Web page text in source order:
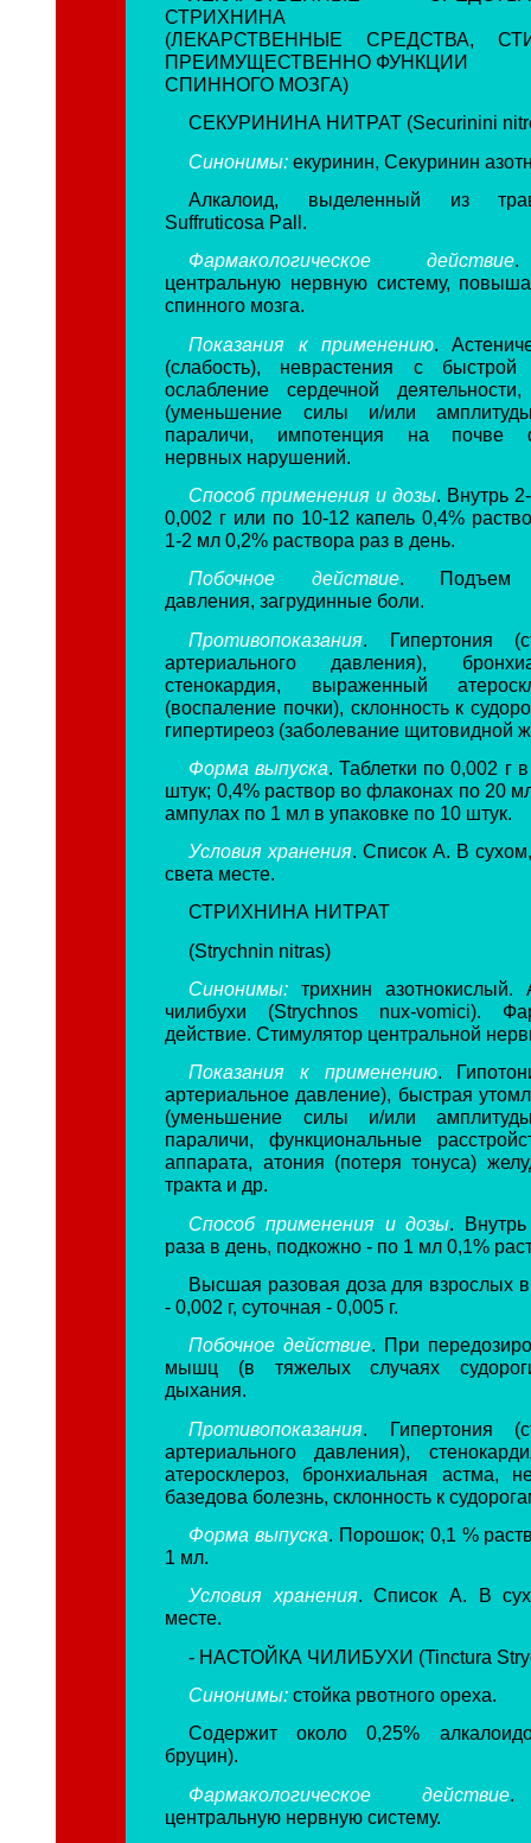
СТРИХНИНА
(ЛЕКАРСТВЕННЫЕ СРЕДСТВА,
ПРЕИМУЩЕСТВЕННО ФУНКЦИИ
СПИННОГО МОЗГА)
СЕКУРИНИНА НИТРАТ (Securinini
Синонимы: екуринин, Секуринин
Алкалоид, выделенный из
Suffruticosa Pall.
Фармакологическое действие.
центральную нервную систему,
спинного мозга.
Показания к применению .
(слабость), неврастения с быстрой
ослабление сердечной
(уменьшение силы и/или
параличи, импотенция на почве
нервных нарушений.
Способ применения и дозы. Внутрь
0,002 г или по 10-12 капель 0,4%
1-2 мл 0,2% раствора раз в день.
Побочное действие. Подъем
давления, загрудинные боли.
Противопоказания . Гипертония
артериального давления),
стенокардия, выраженный
(воспаление почки), склонность к
гипертиреоз (заболевание щитовидной
Форма выпуска. Таблетки по 0,002 г
штук; 0,4% раствор во флаконах по 20
ампулах по 1 мл в упаковке по 10 штук.
Условия хранения. Список А. В
света месте.
СТРИХНИНА НИТРАТ
(Strychnin nitras)
Синонимы: трихнин азотнокислый.
чилибухи (Strychnos nux-vomici).
действие. Стимулятор центральной
Показания к применению.
артериальное давление), быстрая
(уменьшение силы и/или
параличи, функциональные
аппарата, атония (потеря тонуса)
тракта и др.
Способ применения и дозы.
раза в день, подкожно - по 1 мл 0,1%
Высшая разовая доза для взрослых
- 0,002 г, суточная - 0,005 г.
Побочное действие. При
мышц (в тяжелых случаях
дыхания.
Противопоказания. Гипертония
артериального давления),
атеросклероз, бронхиальная астма,
базедова болезнь, склонность к
Форма выпуска. Порошок; 0,1 %
1 мл.
Условия хранения. Список А. В
месте.
- НАСТОЙКА ЧИЛИБУХИ (Tinctura
Синонимы: стойка рвотного ореха.
Содержит около 0,25%
бруцин).
Фармакологическое действие.
центральную нервную систему.